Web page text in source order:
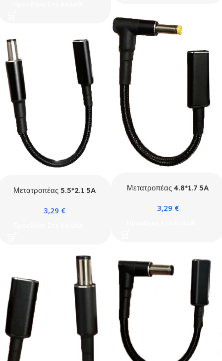
Μετατροπέας 4.8*1.7 5A
3,29 €
Μετατροπέας 5.5*2.1 5A
3,29 €